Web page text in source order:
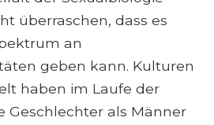
überraschen, dass es
an
geben kann. Kulturen
haben im Laufe der
Geschlechter als Männer